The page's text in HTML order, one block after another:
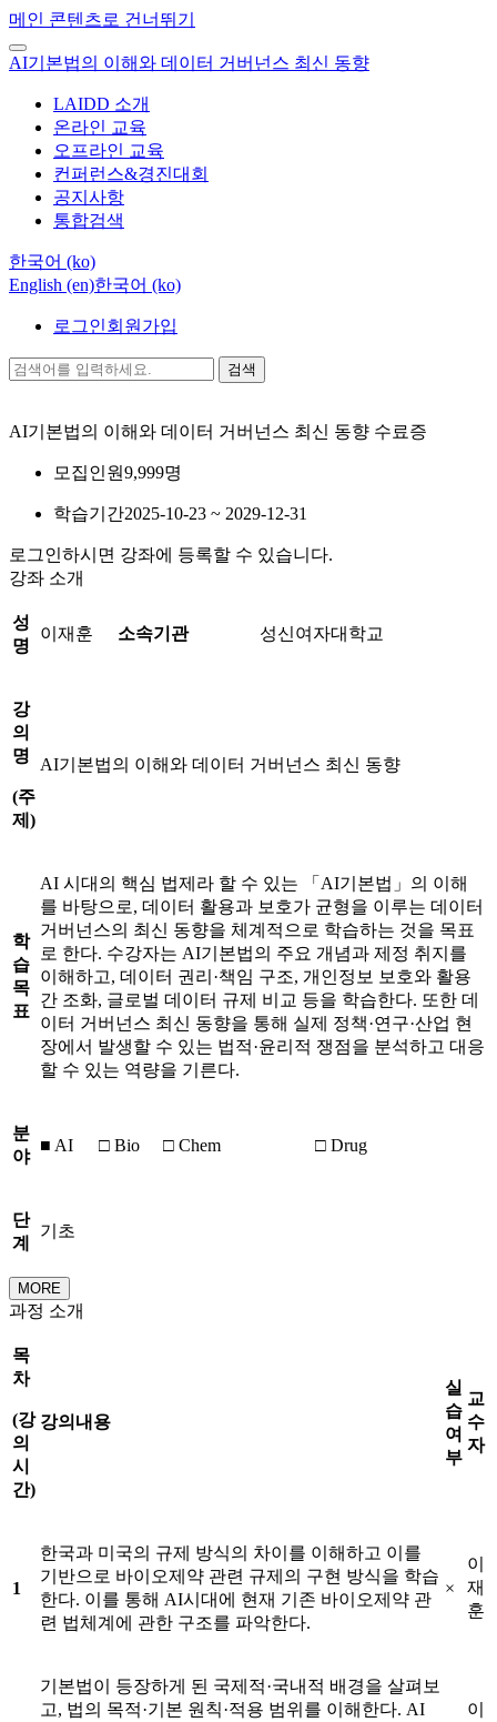
메인 콘텐츠로 건너뛰기
AI기본법의 이해와 데이터 거버넌스 최신 동향
LAIDD 소개
온라인 교육
오프라인 교육
컨퍼런스&경진대회
공지사항
통합검색
한국어 ‎(ko)‎
English ‎(en)‎한국어 ‎(ko)‎
로그인회원가입
검색
AI기본법의 이해와 데이터 거버넌스 최신 동향 수료증
모집인원9,999명
학습기간2025-10-23 ~ 2029-12-31
로그인하시면 강좌에 등록할 수 있습니다.
강좌 소개
성
명
이재훈 소속기관 성신여자대학교
강
의
명
(주
제 )
AI기본법의 이해와 데이터 거버넌스 최신 동향
학
습
목
표
AI 시대의 핵심 법제라 할 수 있는 「AI기본법」의 이해
를 바탕으로, 데이터 활용과 보호가 균형을 이루는 데이터
거버넌스의 최신 동향을 체계적으로 학습하는 것을 목표
로 한다. 수강자는 AI기본법의 주요 개념과 제정 취지를
이해하고, 데이터 권리·책임 구조, 개인정보 보호와 활용
간 조화, 글로벌 데이터 규제 비교 등을 학습한다. 또한 데
이터 거버넌스 최신 동향을 통해 실제 정책·연구·산업 현
장에서 발생할 수 있는 법적·윤리적 쟁점을 분석하고 대응
할 수 있는 역량을 기른다.
분
야
■ AI □ Bio □ Chem □ Drug
단
계
기초
MORE
과정 소개
목
차
(강
의
시
간)
강의내용
실
습
여
부
교
수
자
1
한국과 미국의 규제 방식의 차이를 이해하고 이를
기반으로 바이오제약 관련 규제의 구현 방식을 학습
한다. 이를 통해 AI시대에 현재 기존 바이오제약 관
련 법체계에 관한 구조를 파악한다.
×
이
재
훈
기본법이 등장하게 된 국제적·국내적 배경을 살펴보
고, 법의 목적·기본 원칙·적용 범위를 이해한다. AI
이